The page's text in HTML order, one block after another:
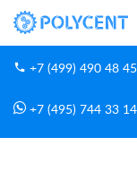
+7 (499) 490 48 45
+7 (495) 744 33 14